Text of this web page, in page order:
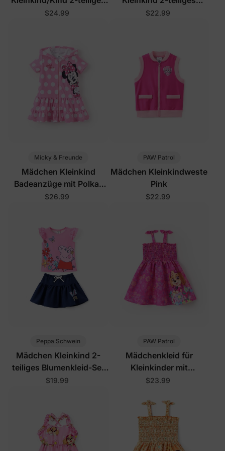
Kleid-Set
$24.99
Baumwoll-Ärmelloses Set
$22.99
Micky & Freunde
Mädchen Kleinkind
Badeanzüge mit Polka-
Dots
$26.99
PAW Patrol
Mädchen Kleinkindweste
Pink
$22.99
Peppa Schwein
Mädchen Kleinkind 2-
teiliges Blumenkleid-Set
Rosa
$19.99
PAW Patrol
Mädchenkleid für
Kleinkinder mit
Blumenmuster in
$23.99